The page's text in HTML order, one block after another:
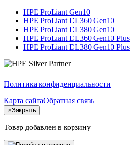
HPE ProLiant Gen10
HPE ProLiant DL360 Gen10
HPE ProLiant DL380 Gen10
HPE ProLiant DL360 Gen10 Plus
HPE ProLiant DL380 Gen10 Plus
Политика конфиденциальности
Карта сайтаОбратная связь
×Закрыть
Товар добавлен в корзину